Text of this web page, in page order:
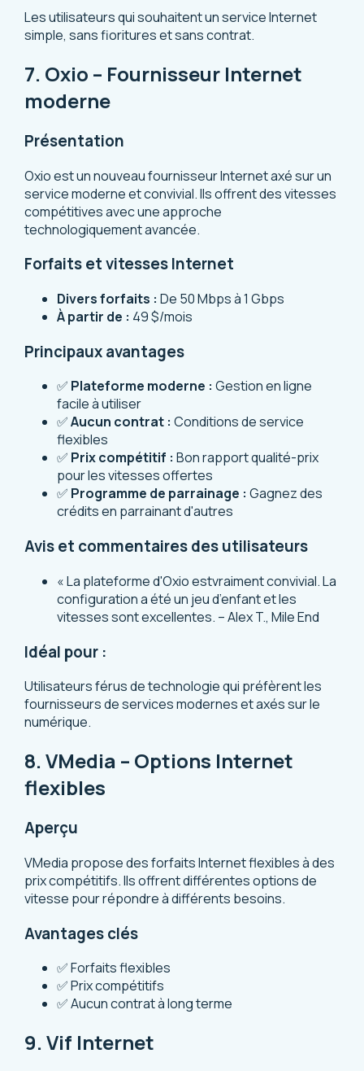
Les utilisateurs qui souhaitent un service Internet
simple, sans fioritures et sans contrat.
7. Oxio – Fournisseur Internet
moderne
Présentation
Oxio est un nouveau fournisseur Internet axé sur un
service moderne et convivial. Ils offrent des vitesses
compétitives avec une approche
technologiquement avancée.
Forfaits et vitesses Internet
Divers forfaits : De 50 Mbps à 1 Gbps
À partir de : 49 $/mois
Principaux avantages
✅ Plateforme moderne : Gestion en ligne
facile à utiliser
✅Aucun contrat : Conditions de service
flexibles
✅ Prix compétitif : Bon rapport qualité-prix
pour les vitesses offertes
✅ Programme de parrainage : Gagnez des
crédits en parrainant d'autres
Avis et commentaires des utilisateurs
« La plateforme d'Oxio estvraiment convivial. La
configuration a été un jeu d’enfant et les
vitesses sont excellentes. – Alex T., Mile End
Idéal pour :
Utilisateurs férus de technologie qui préfèrent les
fournisseurs de services modernes et axés sur le
numérique.
8. VMedia – Options Internet
flexibles
Aperçu
VMedia propose des forfaits Internet flexibles à des
prix compétitifs. Ils offrent différentes options de
vitesse pour répondre à différents besoins.
Avantages clés
✅ Forfaits flexibles
✅ Prix compétitifs
✅ Aucun contrat à long terme
9. Vif Internet